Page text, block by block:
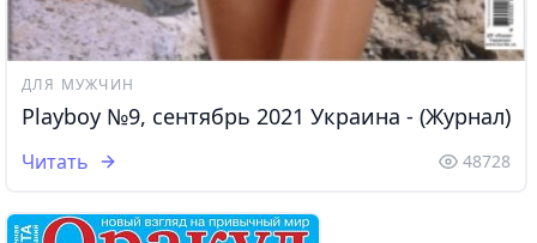
ДЛЯ МУЖЧИН
Playboy №9, сентябрь 2021 Украина - (Журнал)
Читать 48728